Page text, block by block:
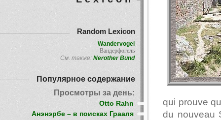
qui prouve
du nouveau
Random Lexicon
Wandervogel
Вандерфогель
См. также: Nerother Bund
Популярное содержание
Просмотры за день:
Otto Rahn
Анэнэрбе – в поисках Грааля